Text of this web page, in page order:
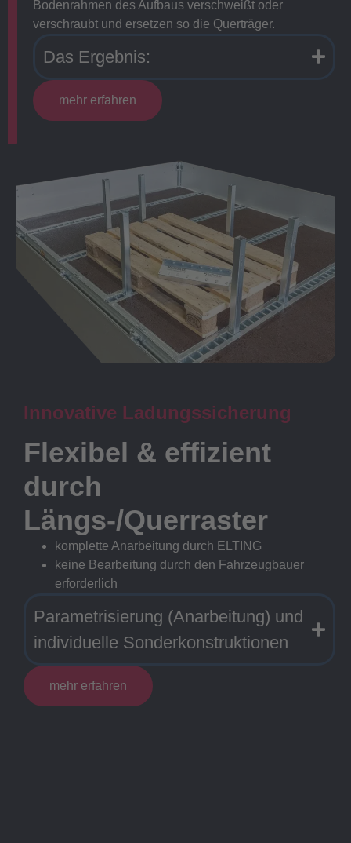
Bodenrahmen des Aufbaus verschweißt oder
verschraubt und ersetzen so die Querträger.
Das Ergebnis:
mehr erfahren
Innovative Ladungssicherung
Flexibel & effizient
durch
Längs-/Querraster
komplette Anarbeitung durch ELTING
keine Bearbeitung durch den Fahrzeugbauer
erforderlich
Parametrisierung (Anarbeitung) und
individuelle Sonderkonstruktionen
mehr erfahren